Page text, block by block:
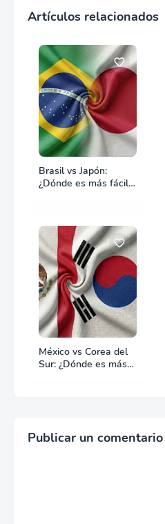
Artículos relacionados
Brasil vs Japón:
¿Dónde es más fácil
México vs Corea del
Sur: ¿Dónde es más
Publicar un comentario